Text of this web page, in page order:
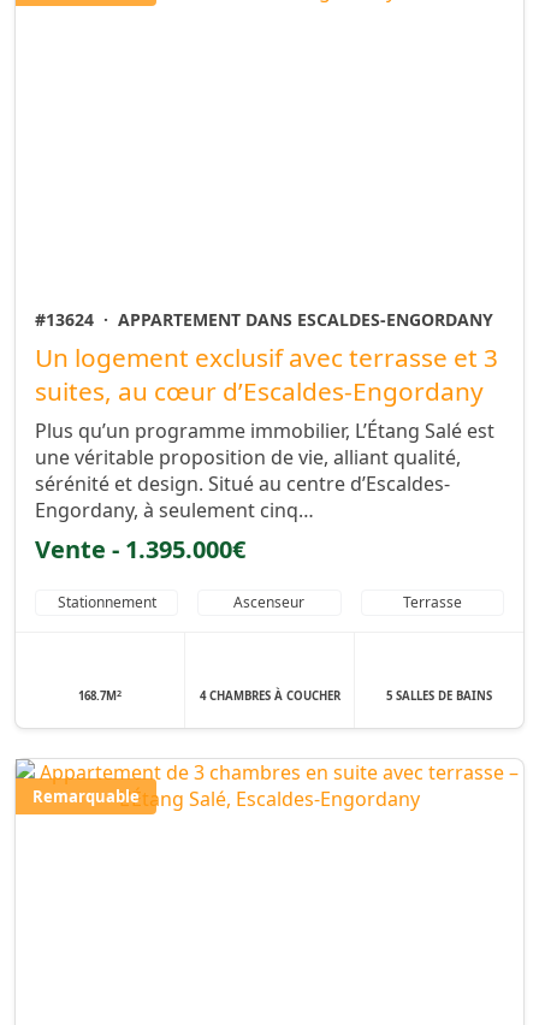
#13624 · APPARTEMENT DANS ESCALDES-ENGORDANY
Un logement exclusif avec terrasse et 3
suites, au cœur d’Escaldes-Engordany
Plus qu’un programme immobilier, L’Étang Salé est
une véritable proposition de vie, alliant qualité,
sérénité et design. Situé au centre d’Escaldes-
Engordany, à seulement cinq…
Vente - 1.395.000€
Stationnement Ascenseur Terrasse
168.7M 2 4 CHAMBRES À COUCHER 5 SALLES DE BAINS
Remarquable